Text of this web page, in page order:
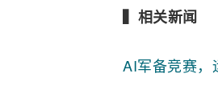
▍相关新闻
AI军备竞赛，